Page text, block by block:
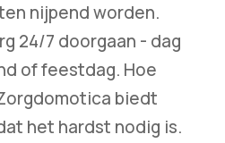
nijpend worden.
24/7 doorgaan - dag
of feestdag. Hoe
biedt
het hardst nodig is.